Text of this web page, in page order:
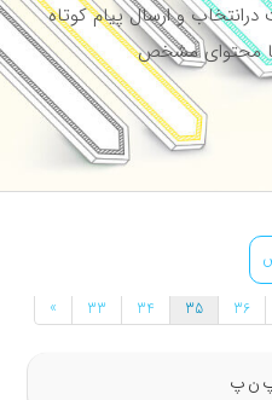
و ارسال پیام کوتاه
با محتوای مشخص
پ ن پ
» 33 34 35 36